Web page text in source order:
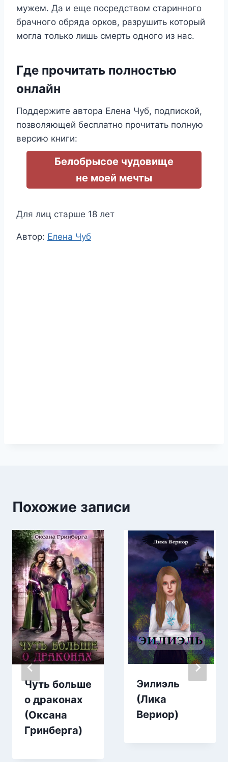
мужем. Да и еще посредством старинного
брачного обряда орков, разрушить который
могла только лишь смерть одного из нас.
Где прочитать полностью
онлайн
Поддержите автора Елена Чуб, подпиской,
позволяющей бесплатно прочитать полную
версию книги:
Белобрысое чудовище
не моей мечты
Для лиц старше 18 лет
Метки
Автор: Елена Чуб
Похожие записи
Чуть больше
о драконах
(Оксана
Гринберга)
Эилиэль
(Лика
Вериор)